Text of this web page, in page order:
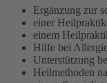
Ergänzung zur
einer
einem
Hilfe bei
Unterstützung
Heilmethoden